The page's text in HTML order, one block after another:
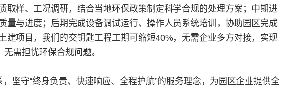
取样、工况调研，结合当地环保政策制定科学合规的处理方案；中期进
量与进度；后期完成设备调试运行、操作人员系统培训，协助园区完成
建项目，我们的交钥匙工程工期可缩短40%，无需企业多方对接，实现
需担忧环保合规问题。
坚守“终身负责、快速响应、全程护航”的服务理念，为园区企业提供全